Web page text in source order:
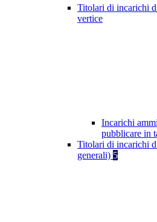
Titolari di incarichi
vertice
Incarichi
pubblicare in
Titolari di incarichi
generali) 5